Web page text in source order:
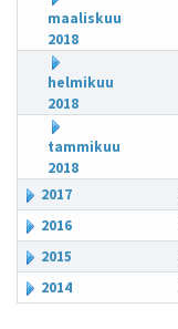
maaliskuu
2018
helmikuu
2018
tammikuu
2018
2017
2016
2015
2014